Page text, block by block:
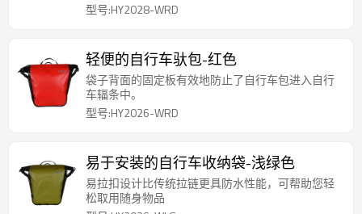
型号:HY2028-WRD
轻便的自行车驮包-红色
袋子背面的固定板有效地防止了自行车包进入自行
车辐条中。
型号:HY2026-WRD
易于安装的自行车收纳袋-浅绿色
易拉扣设计比传统拉链更具防水性能，可帮助您轻
松取用随身物品